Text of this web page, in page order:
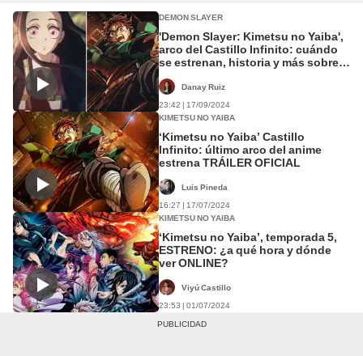
DEMON SLAYER
'Demon Slayer: Kimetsu no Yaiba',
arco del Castillo Infinito: cuándo
se estrenan, historia y más sobre
Danay Ruiz
23:42 | 17/09/2024
KIMETSU NO YAIBA
‘Kimetsu no Yaiba’ Castillo
Infinito: último arco del anime
estrena TRÁILER OFICIAL
Luis Pineda
16:27 | 17/07/2024
KIMETSU NO YAIBA
‘Kimetsu no Yaiba’, temporada 5,
ESTRENO: ¿a qué hora y dónde
ver ONLINE?
Viyú Castillo
23:53 | 01/07/2024